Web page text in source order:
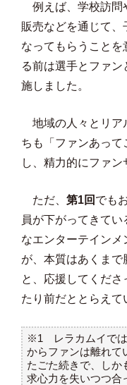
例えば、学校訪問
販売などを通じて、
なってもらうこと
る前は選手とファ
施しました。
地域の人々とリア
ちも「ファンあっ
し、精力的にファン
ただ、 第1回 でも
員が下がってきて
なエンターテイン
が、本質はあくまで
と、応援してくだ
たり前だととらえて
※1 レラカムイでは
からファンは離れて
たごた続きで、しか
求心力を失いつつ合